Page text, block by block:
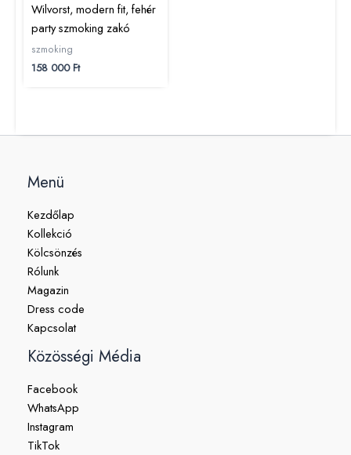
Wilvorst, modern fit, fehér
party szmoking zakó
szmoking
158 000Ft
Menü
Kezdőlap
Kollekció
Kölcsönzés
Rólunk
Magazin
Dress code
Kapcsolat
Közösségi Média
Facebook
WhatsApp
Instagram
TikTok